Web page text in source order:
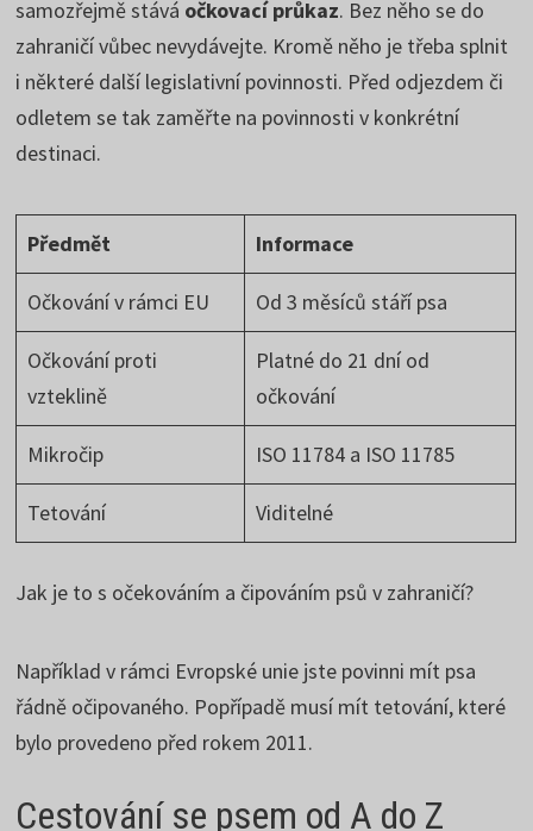
samozřejmě stává očkovací průkaz. Bez něho se do
zahraničí vůbec nevydávejte. Kromě něho je třeba splnit
i některé další legislativní povinnosti. Před odjezdem či
odletem se tak zaměřte na povinnosti v konkrétní
destinaci.
Předmět Informace
Očkování v rámci EU Od 3 měsíců stáří psa
Očkování proti
vzteklině
Platné do 21 dní od
očkování
Mikročip ISO 11784 a ISO 11785
Tetování Viditelné
Jak je to s očekováním a čipováním psů v zahraničí?
Například v rámci Evropské unie jste povinni mít psa
řádně očipovaného. Popřípadě musí mít tetování, které
bylo provedeno před rokem 2011.
Cestování se psem od A do Z